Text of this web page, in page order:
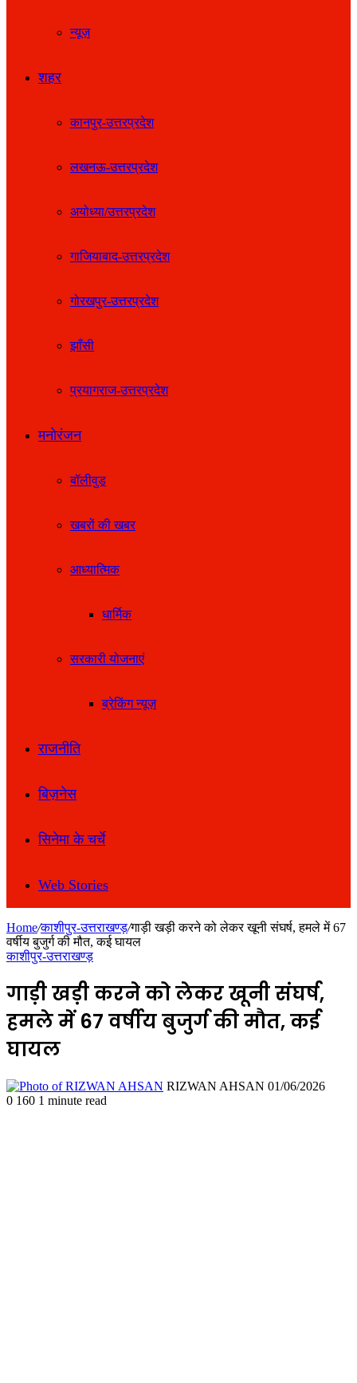
न्यूज़
शहर
कानपुर-उत्तरप्रदेश
लखनऊ-उत्तरप्रदेश
अयोध्या/उत्तरप्रदेश
गाजियाबाद-उत्तरप्रदेश
गोरखपुर-उत्तरप्रदेश
झाँसी
प्रयागराज-उत्तरप्रदेश
मनोरंजन
बॉलीवुड
खबरों की खबर
आध्यात्मिक
धार्मिक
सरकारी योजनाएं
ब्रेकिंग न्यूज़
राजनीति
बिज़नेस
सिनेमा के चर्चे
Web Stories
Home/काशीपुर-उत्तराखण्ड़/गाड़ी खड़ी करने को लेकर खूनी संघर्ष, हमले में 67
वर्षीय बुजुर्ग की मौत, कई घायल
काशीपुर-उत्तराखण्ड़
गाड़ी खड़ी करने को लेकर खूनी संघर्ष,
हमले में 67 वर्षीय बुजुर्ग की मौत, कई
घायल
RIZWAN AHSAN Send
01/06/2026
0 160 1 minute read